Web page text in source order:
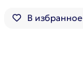
В избранное